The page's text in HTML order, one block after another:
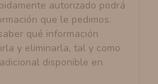
autorizado podrá
que le pedimos.
qué información
y eliminarla, tal y como
disponible en